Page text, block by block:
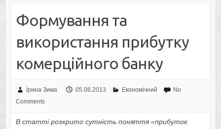
Формування та
використання прибутку
комерційного банку
Ірина Зима 05.06.2013 Економічний
No
Comments
В статті розкрито сутність поняття «прибуток